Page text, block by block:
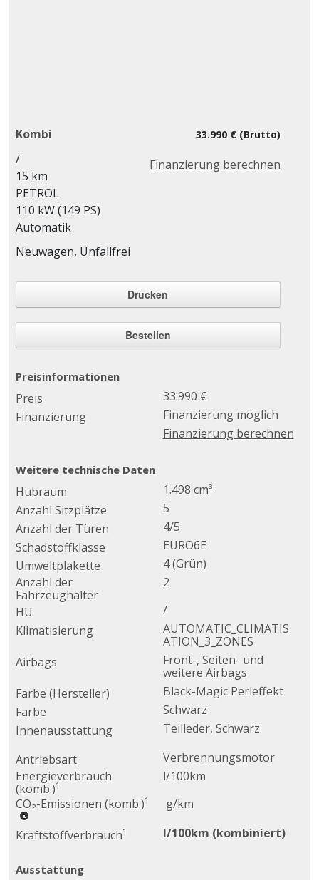
33.990 € (Brutto)
Finanzierung berechnen
Kombi
/
15 km
PETROL
110 kW (149 PS)
Automatik
Neuwagen, Unfallfrei
Drucken
Bestellen
Preisinformationen
Preis
33.990 €
Finanzierung
Finanzierung möglich
Finanzierung berechnen
Weitere technische Daten
Hubraum
1.498 cm³
Anzahl Sitzplätze
5
Anzahl der Türen
4/5
Schadstoffklasse
EURO6E
Umweltplakette
4 (Grün)
Anzahl der
Fahrzeughalter
2
HU
/
Klimatisierung
AUTOMATIC_CLIMATIS
ATION_3_ZONES
Airbags
Front-, Seiten- und
weitere Airbags
Farbe (Hersteller)
Black-Magic Perleffekt
Farbe
Schwarz
Innenausstattung
Teilleder, Schwarz
Antriebsart
Verbrennungsmotor
Energieverbrauch
(komb.)1
l/100km
CO₂-Emissionen (komb.)1
g/km
Kraftstoffverbrauch1 l/100km (kombiniert)
Ausstattung